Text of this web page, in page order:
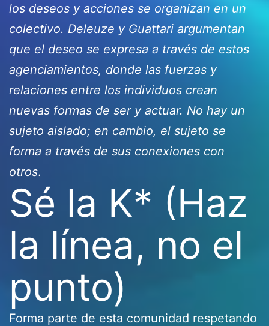
los deseos y acciones se organizan en un
colectivo. Deleuze y Guattari argumentan
que el deseo se expresa a través de estos
agenciamientos, donde las fuerzas y
relaciones entre los individuos crean
nuevas formas de ser y actuar. No hay un
sujeto aislado; en cambio, el sujeto se
forma a través de sus conexiones con
otros.
Sé la K* (Haz
la línea, no el
punto)
Forma parte de esta comunidad respetando